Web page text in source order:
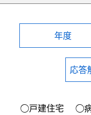
年度
応答
◯戸建住宅 ◯